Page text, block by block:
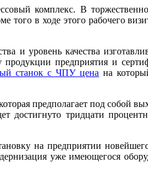
комплекс. В
в ходе этого рабочего
и уровень качества
предприятия и
станок с ЧПУ цена на
предполагает под собой
достигнуто тридцати
на предприятии
уже имеющегося